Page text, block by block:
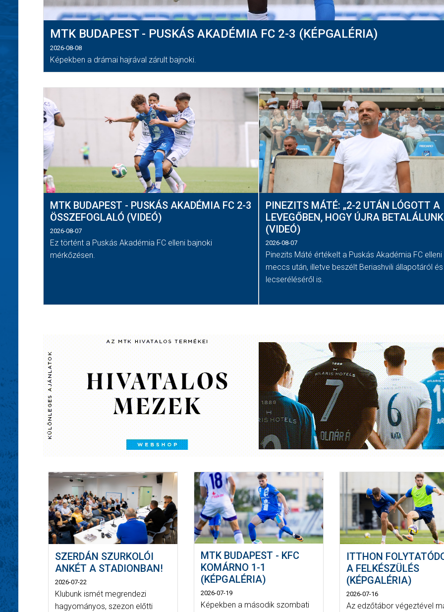
MTK BUDAPEST - PUSKÁS AKADÉMIA FC 2-3 (KÉPGALÉRIA)
2026-08-08
Képekben a drámai hajrával zárult bajnoki.
MTK BUDAPEST - PUSKÁS AKADÉMIA FC 2-3
ÖSSZEFOGLALÓ (VIDEÓ)
2026-08-07
Ez történt a Puskás Akadémia FC elleni bajnoki
mérkőzésen.
PINEZITS MÁTÉ: „2-2 UTÁN LÓGOTT A
LEVEGŐBEN, HOGY ÚJRA
(VIDEÓ)
2026-08-07
Pinezits Máté értékelt a Puskás Akadémia FC elleni
meccs után, illetve beszélt Beriashvili állapotáról
lecseréléséről is.
SZERDÁN SZURKOLÓI
ANKÉT A STADIONBAN!
2026-07-22
Klubunk ismét megrendezi
hagyományos, szezon előtti
MTK BUDAPEST - KFC
KOMÁRNO 1-1
(KÉPGALÉRIA)
2026-07-19
Képekben a második szombati
ITTHON
A FELKÉSZÜLÉS
(KÉPGALÉRIA)
2026-07-16
Az edzőtábor végeztével